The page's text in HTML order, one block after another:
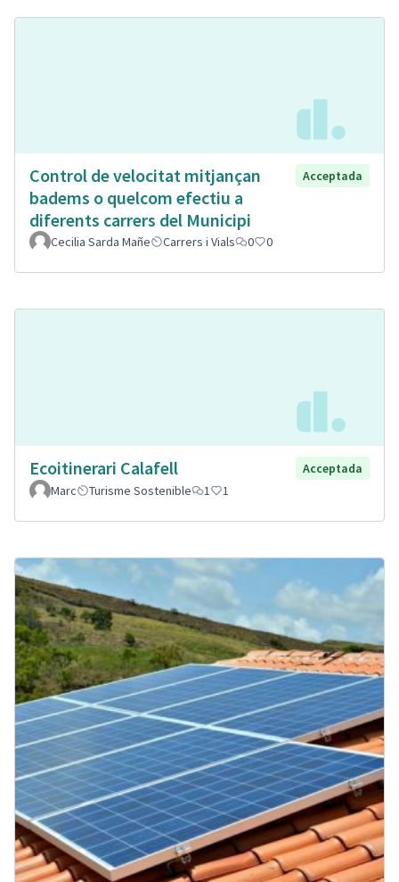
Control de velocitat mitjançan
badems o quelcom efectiu a
diferents carrers del Municipi
Acceptada
Cecilia Sarda Mañe Carrers i Vials 0 0
Ecoitinerari Calafell
Acceptada
Marc
Turisme Sostenible 1 1